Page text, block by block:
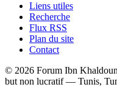
Liens utiles
Recherche
Flux RSS
Plan du site
Contact
© 2026 Forum Ibn
but non lucratif — Tunis,